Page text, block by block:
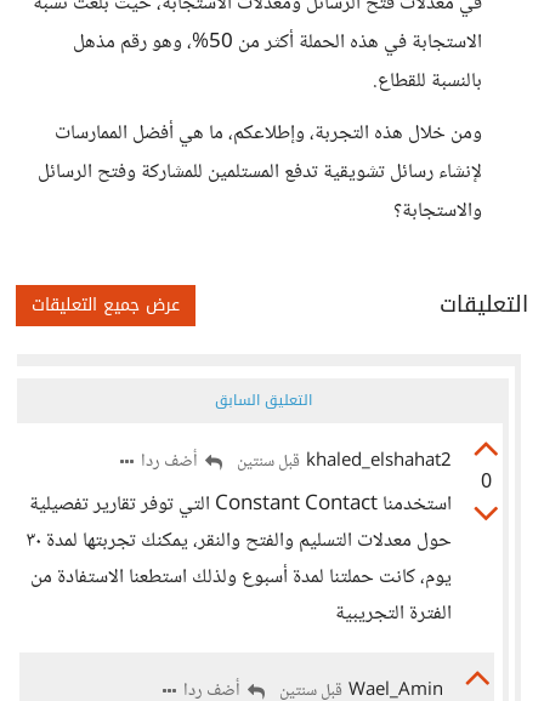
الاستجابة في هذه الحملة أكثر من 50%، وهو رقم مذهل
بالنسبة للقطاع.
ومن خلال هذه التجربة، وإطلاعكم، ما هي أفضل الممارسات
لإنشاء رسائل تشويقية تدفع المستلمين للمشاركة وفتح الرسائل
والاستجابة؟
التعليقات عرض جميع التعليقات
التعليق السابق
0
khaled_elshahat2 قبل سنتين أضف ردا
استخدمنا Constant Contact التي توفر تقارير تفصيلية
حول معدلات التسليم والفتح والنقر، يمكنك تجربتها لمدة ٣٠
يوم، كانت حملتنا لمدة أسبوع ولذلك استطعنا الاستفادة من
الفترة التجريبية
Wael_Amin قبل سنتين أضف ردا